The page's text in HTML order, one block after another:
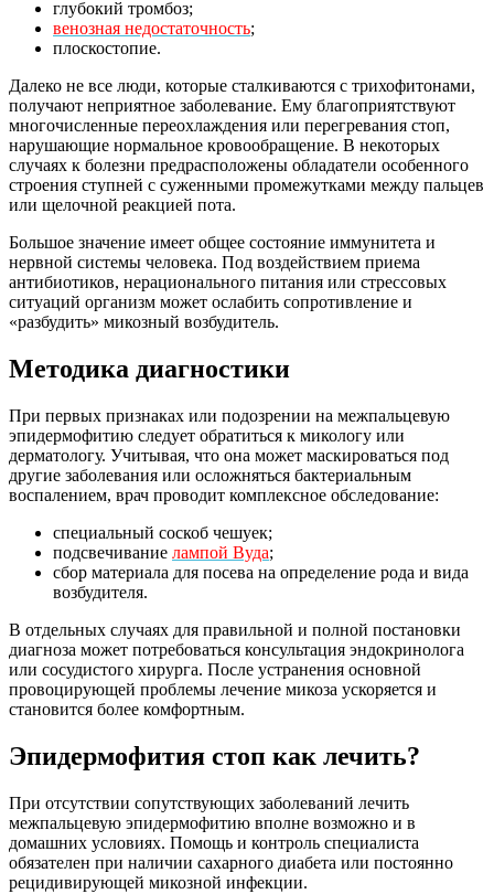
глубокий тромбоз;
венозная недостаточность;
плоскостопие.
Далеко не все люди, которые сталкиваются с трихофитонами,
получают неприятное заболевание. Ему благоприятствуют
многочисленные переохлаждения или перегревания стоп,
нарушающие нормальное кровообращение. В некоторых
случаях к болезни предрасположены обладатели особенного
строения ступней с суженными промежутками между пальцев
или щелочной реакцией пота.
Большое значение имеет общее состояние иммунитета и
нервной системы человека. Под воздействием приема
антибиотиков, нерационального питания или стрессовых
ситуаций организм может ослабить сопротивление и
«разбудить» микозный возбудитель.
Методика диагностики
При первых признаках или подозрении на межпальцевую
эпидермофитию следует обратиться к микологу или
дерматологу. Учитывая, что она может маскироваться под
другие заболевания или осложняться бактериальным
воспалением, врач проводит комплексное обследование:
специальный соскоб чешуек;
подсвечивание лампой Вуда;
сбор материала для посева на определение рода и вида
возбудителя.
В отдельных случаях для правильной и полной постановки
диагноза может потребоваться консультация эндокринолога
или сосудистого хирурга. После устранения основной
провоцирующей проблемы лечение микоза ускоряется и
становится более комфортным.
Эпидермофития стоп как лечить?
При отсутствии сопутствующих заболеваний лечить
межпальцевую эпидермофитию вполне возможно и в
домашних условиях. Помощь и контроль специалиста
обязателен при наличии сахарного диабета или постоянно
рецидивирующей микозной инфекции.